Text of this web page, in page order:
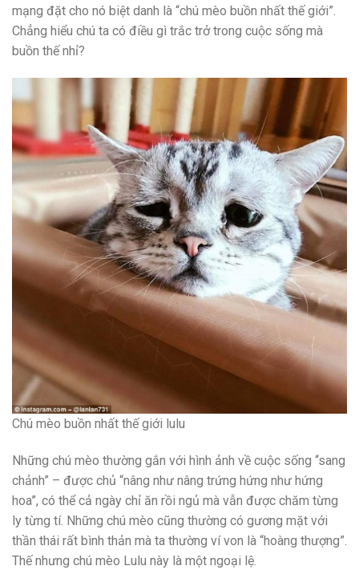
mạng đặt cho nó biệt danh là “chú mèo buồn nhất thế giới”.
Chẳng hiểu chú ta có điều gì trắc trở trong cuộc sống mà
buồn thế nhỉ?
Chú mèo buồn nhất thế giới lulu
Những chú mèo thường gắn với hình ảnh về cuộc sống “sang
chảnh” – được chủ “nâng như nâng trứng hứng như hứng
hoa”, có thể cả ngày chỉ ăn rồi ngủ mà vẫn được chăm từng
ly từng tí. Những chú mèo cũng thường có gương mặt với
thần thái rất bình thản mà ta thường ví von là “hoàng thượng”.
Thế nhưng chú mèo Lulu này là một ngoại lệ.